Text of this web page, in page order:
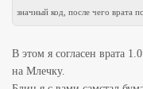
значный код, после чего врата
В этом я согласен врата
на Млечку.